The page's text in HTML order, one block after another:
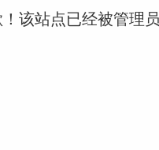
该站点已经被管理